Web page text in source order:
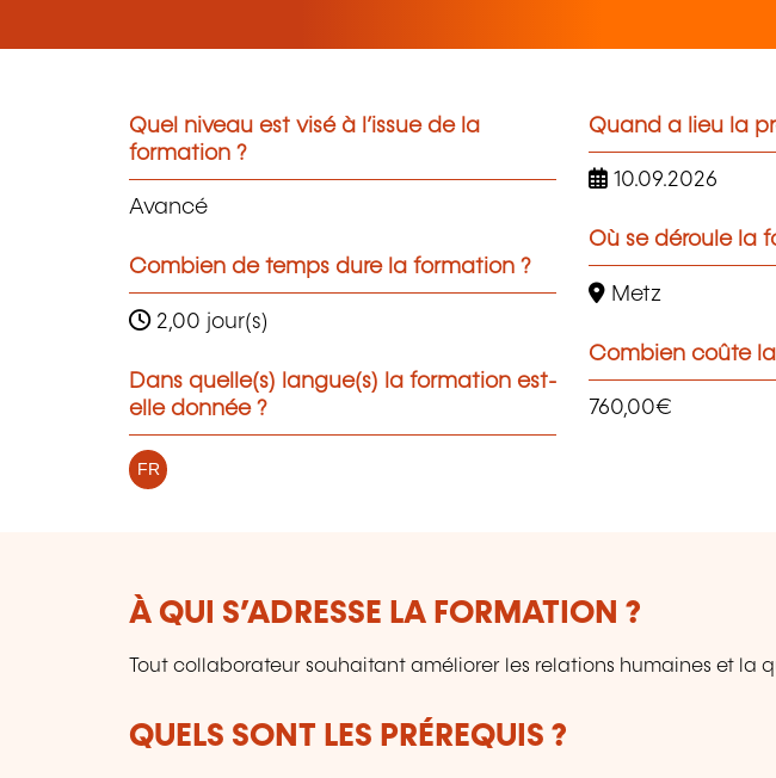
Quel niveau est visé à l’issue de la
formation ?
Avancé
Combien de temps dure la formation ?
2,00 jour(s)
Dans quelle(s) langue(s) la formation est-
elle donnée ?
FR
Quand a lieu la
10.09.2026
Où se déroule la
Metz
Combien coûte
760,00€
À QUI S’ADRESSE LA FORMATION ?
Tout collaborateur souhaitant améliorer les relations humaines et la
QUELS SONT LES PRÉREQUIS ?